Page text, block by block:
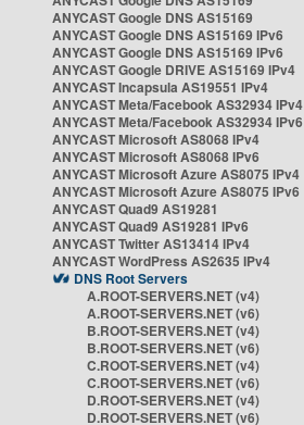
ANYCAST Google DNS AS15169
ANYCAST Google DNS AS15169 IPv6
ANYCAST Google DNS AS15169 IPv6
ANYCAST Google DRIVE AS15169 IPv4
ANYCAST Incapsula AS19551 IPv4
ANYCAST Meta/Facebook AS32934 IPv4
ANYCAST Meta/Facebook AS32934 IPv6
ANYCAST Microsoft AS8068 IPv4
ANYCAST Microsoft AS8068 IPv6
ANYCAST Microsoft Azure AS8075 IPv4
ANYCAST Microsoft Azure AS8075 IPv6
ANYCAST Quad9 AS19281
ANYCAST Quad9 AS19281 IPv6
ANYCAST Twitter AS13414 IPv4
ANYCAST WordPress AS2635 IPv4
DNS Root Servers
A.ROOT-SERVERS.NET (v4)
A.ROOT-SERVERS.NET (v6)
B.ROOT-SERVERS.NET (v4)
B.ROOT-SERVERS.NET (v6)
C.ROOT-SERVERS.NET (v4)
C.ROOT-SERVERS.NET (v6)
D.ROOT-SERVERS.NET (v4)
D.ROOT-SERVERS.NET (v6)